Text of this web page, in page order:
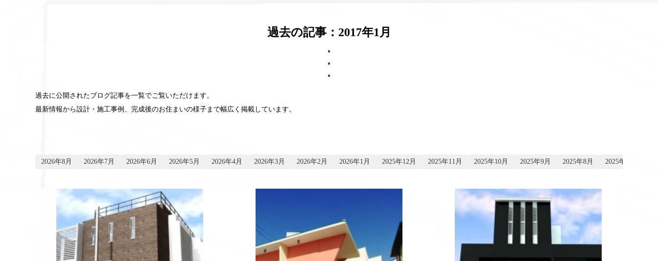
過去の記事：2017年1月
過去に公開されたブログ記事を一覧でご覧いただけます。
最新情報から設計・施工事例、完成後のお住まいの様子まで幅広く掲載しています。
2026年8月 2026年7月 2026年6月 2026年5月 2026年4月 2026年3月 2026年2月 2026年1月 2025年12月 2025年11月 2025年10月 2025年9月 2025年8月 2025年7月